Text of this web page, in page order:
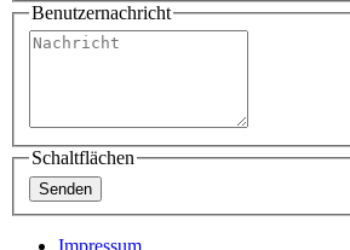
Benutzernachricht
Schaltflächen
Impressum